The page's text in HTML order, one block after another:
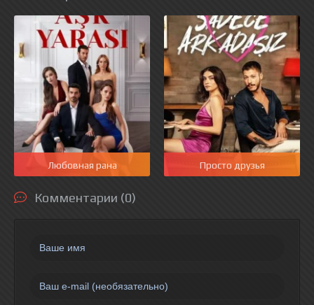
Любовная рана Просто друзья
Комментарии (0)